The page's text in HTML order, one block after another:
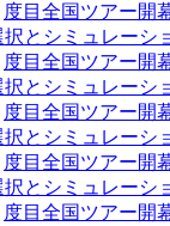
度目全国ツアー開
択とシミュレーシ
度目全国ツアー開
択とシミュレーシ
度目全国ツアー開
択とシミュレーシ
度目全国ツアー開
択とシミュレーシ
度目全国ツアー開